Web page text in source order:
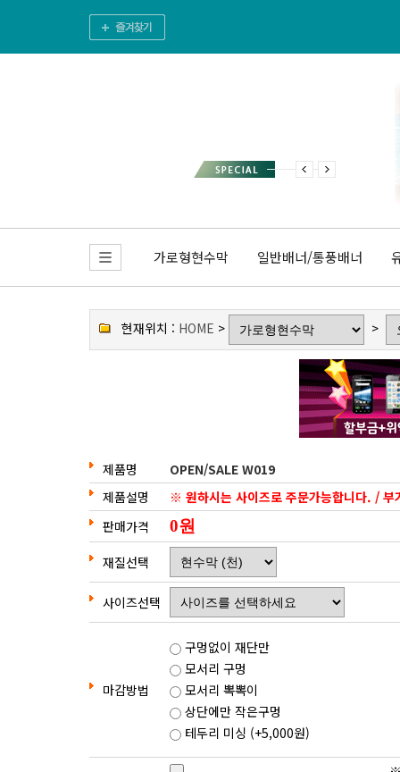
가로형현수막 일반배너/통풍배너
현재위치 : HOME > >
제품명
OPEN/SALE W019
제품설명
※ 원하시는 사이즈로 주문가능합니다. / 부
판매가격
재질선택
사이즈선택
마감방법
구멍없이 재단만
모서리 구멍
모서리 뽁뽁이
상단에만 작은구멍
테두리 미싱 (+5,000원)